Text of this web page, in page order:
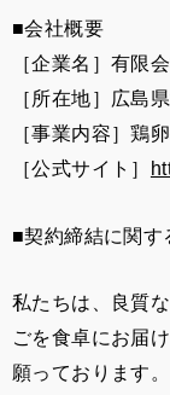
■会社概要
［企業名］有限
［所在地］広島
［事業内容］鶏
［公式サイト］
■契約締結に関す
私たちは、良質
ごを食卓にお届
願っております。